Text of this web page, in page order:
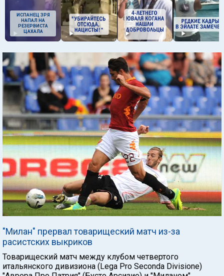
ИСПАНЕЦ ЗРЯ
НАПАЛ НА
РЕЗЕРВИСТА
ЦАХАЛА
"Милан" прервал товарищеский матч из-за
расистских выкриков
Товарищеский матч между клубом четвертого
итальянского дивизиона (Lega Pro Seconda Divisione)